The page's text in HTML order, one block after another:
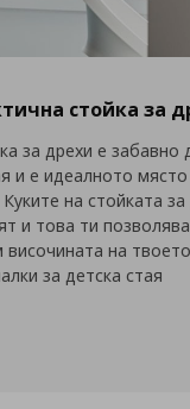
стойка за
за дрехи е забавно
и е идеалното
на стойката за
и това ти
на
за детска стая